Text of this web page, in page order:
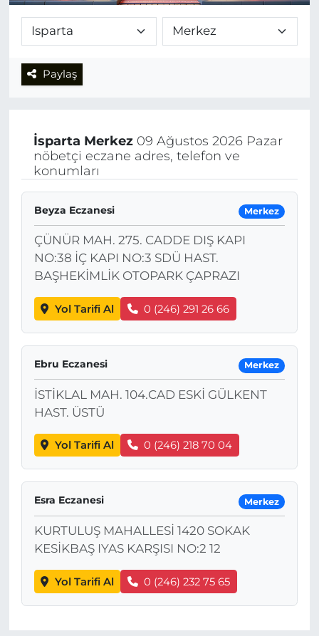
Paylaş
İsparta Merkez09 Ağustos 2026 Pazar
nöbetçi eczane adres, telefon ve
konumları
Beyza Eczanesi Merkez
ÇÜNÜR MAH. 275. CADDE DIŞ KAPI
NO:38 İÇ KAPI NO:3 SDÜ HAST.
BAŞHEKİMLİK OTOPARK ÇAPRAZI
Yol Tarifi Al 0 (246) 291 26 66
Ebru Eczanesi Merkez
İSTİKLAL MAH. 104.CAD ESKİ GÜLKENT
HAST. ÜSTÜ
Yol Tarifi Al 0 (246) 218 70 04
Esra Eczanesi Merkez
KURTULUŞ MAHALLESİ 1420 SOKAK
KESİKBAŞ IYAS KARŞISI NO:2 12
Yol Tarifi Al 0 (246) 232 75 65